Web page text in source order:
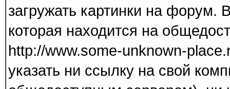
загружать картинки на форум.
которая находится на
http://www.some-unknown-
указать ни ссылку на свой